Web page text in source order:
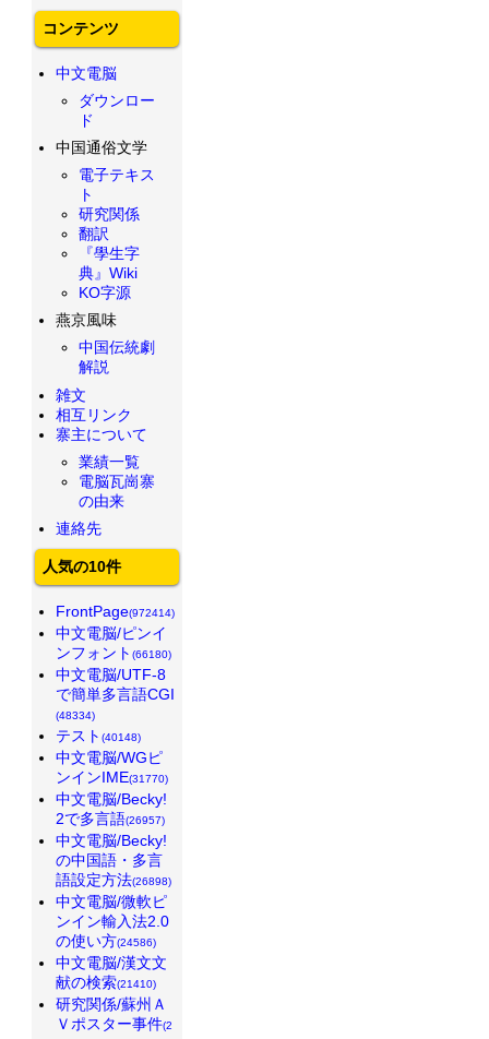
コンテンツ
中文電脳
ダウンロー
ド
中国通俗文学
電子テキス
ト
研究関係
翻訳
『學生字
典』Wiki
KO字源
燕京風味
中国伝統劇
解説
雑文
相互リンク
寨主について
業績一覧
電脳瓦崗寨
の由来
連絡先
人気の10件
FrontPage(972414)
中文電脳/ピンイ
ンフォント (66180)
中文電脳/UTF-8
で簡単多言語CGI
(48334)
テスト (40148)
中文電脳/WGピ
ンインIME(31770)
中文電脳/Becky!
2で多言語(26957)
中文電脳/Becky!
の中国語・多言
語設定方法(26898)
中文電脳/微軟ピ
ンイン輸入法2.0
の使い方(24586)
中文電脳/漢文文
献の検索(21410)
研究関係/蘇州Ａ
Ｖポスター事件(2